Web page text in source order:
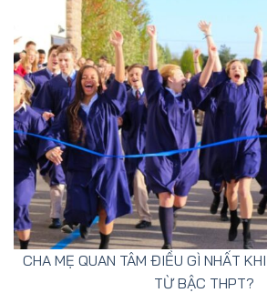
CHA MẸ QUAN TÂM ĐIỀU GÌ NHẤT
TỪ BẬC THPT?